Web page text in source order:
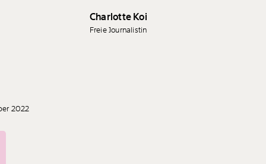
2022
Charlotte Koi
Freie Journalistin